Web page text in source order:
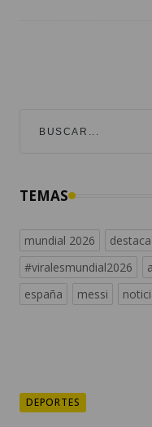
TEMAS
mundial 2026
#viralesmundial2026
españa
messi
DEPORTES